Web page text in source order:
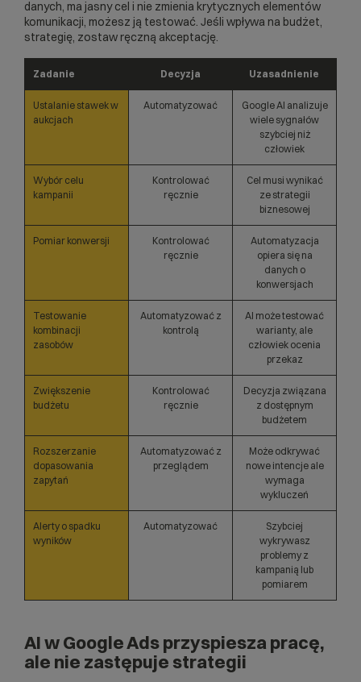
danych, ma jasny cel i nie zmienia krytycznych elementów
komunikacji, możesz ją testować. Jeśli wpływa na budżet,
strategię, zostaw ręczną akceptację.
Zadanie Decyzja Uzasadnienie
Ustalanie stawek w
aukcjach
Automatyzować
Google AI analizuje
wiele sygnałów
szybciej niż
człowiek
Wybór celu
kampanii
Kontrolować
ręcznie
Cel musi wynikać
ze strategii
biznesowej
Pomiar konwersji
Kontrolować
ręcznie
Automatyzacja
opiera się na
danych o
konwersjach
Testowanie
kombinacji
zasobów
Automatyzować z
kontrolą
AI może testować
warianty, ale
człowiek ocenia
przekaz
Zwiększenie
budżetu
Kontrolować
ręcznie
Decyzja związana
z dostępnym
budżetem
Rozszerzanie
dopasowania
zapytań
Automatyzować z
przeglądem
Może odkrywać
nowe intencje ale
wymaga
wykluczeń
Alerty o spadku
wyników
Automatyzować
Szybciej
wykrywasz
problemy z
kampanią lub
pomiarem
AI w Google Ads przyspiesza pracę,
ale nie zastępuje strategii